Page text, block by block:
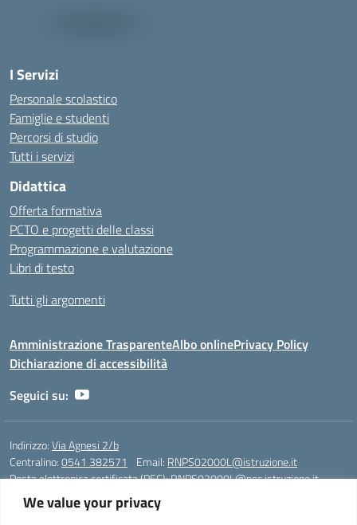
We value your privacy
I Servizi
Personale scolastico
Famiglie e studenti
Percorsi di studio
Tutti i servizi
Didattica
Offerta formativa
PCTO e progetti delle classi
Programmazione e valutazione
Libri di testo
Tutti gli argomenti
Amministrazione TrasparenteAlbo onlinePrivacy Policy
Dichiarazione di accessibilità
Seguici su:
Indirizzo:Via Agnesi 2/b
Centralino:0541 382571 Email: RNPS02000L@istruzione.it
Posta elettronica certificata (PEC):RNPS02000L@pec.istruzione.it
Codice fiscale: 82009530401